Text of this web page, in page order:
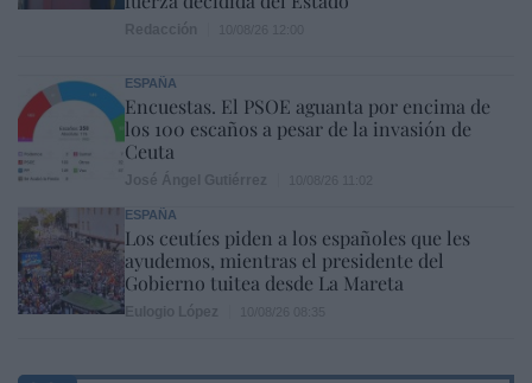
ESPAÑA
Encuestas. El PSOE aguanta por encima de
los 100 escaños a pesar de la invasión de
Ceuta
ESPAÑA
Los ceutíes piden a los españoles que les
ayudemos, mientras el presidente del
Gobierno tuitea desde La Mareta